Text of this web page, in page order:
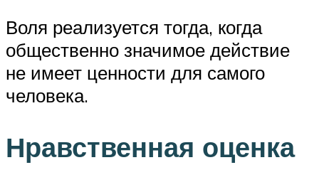
Воля реализуется тогда, когда
общественно значимое действие
не имеет ценности для самого
человека.
Нравственная оценка